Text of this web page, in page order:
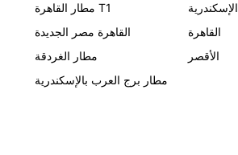
مطار القاهرة T1
القاهرة مصر الجديدة
مطار الغردقة
مطار برج العرب بالإسكندرية
الإسكندرية
القاهرة
الأقصر